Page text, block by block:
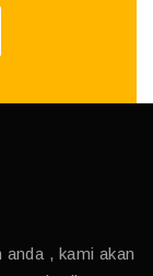
, kami akan